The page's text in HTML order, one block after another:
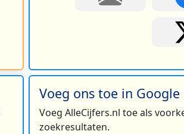
Voeg ons toe in Google
Voeg AlleCijfers.nl toe als
zoekresultaten.